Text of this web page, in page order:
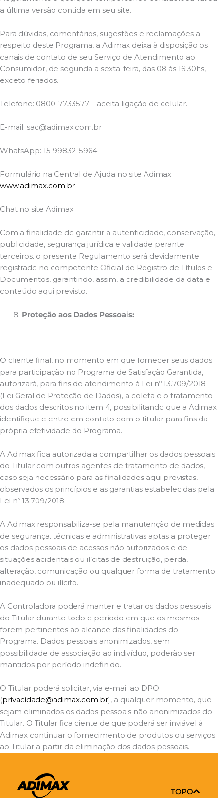
a última versão contida em seu site.
Para dúvidas, comentários, sugestões e reclamações a
respeito deste Programa, a Adimax deixa à disposição os
canais de contato de seu Serviço de Atendimento ao
Consumidor, de segunda a sexta-feira, das 08 às 16:30hs,
exceto feriados.
Telefone: 0800-7733577 – aceita ligação de celular.
E-mail: sac@adimax.com.br
WhatsApp: 15 99832-5964
Formulário na Central de Ajuda no site Adimax
www.adimax.com.br
Chat no site Adimax
Com a finalidade de garantir a autenticidade, conservação,
publicidade, segurança jurídica e validade perante
terceiros, o presente Regulamento será devidamente
registrado no competente Oficial de Registro de Títulos e
Documentos, garantindo, assim, a credibilidade da data e
conteúdo aqui previsto.
Proteção aos Dados Pessoais:
O cliente final, no momento em que fornecer seus dados
para participação no Programa de Satisfação Garantida,
autorizará, para fins de atendimento à Lei nº 13.709/2018
(Lei Geral de Proteção de Dados), a coleta e o tratamento
dos dados descritos no item 4, possibilitando que a Adimax
identifique e entre em contato com o titular para fins da
própria efetividade do Programa.
A Adimax fica autorizada a compartilhar os dados pessoais
do Titular com outros agentes de tratamento de dados,
caso seja necessário para as finalidades aqui previstas,
observados os princípios e as garantias estabelecidas pela
Lei nº 13.709/2018.
A Adimax responsabiliza-se pela manutenção de medidas
de segurança, técnicas e administrativas aptas a proteger
os dados pessoais de acessos não autorizados e de
situações acidentais ou ilícitas de destruição, perda,
alteração, comunicação ou qualquer forma de tratamento
inadequado ou ilícito.
A Controladora poderá manter e tratar os dados pessoais
do Titular durante todo o período em que os mesmos
forem pertinentes ao alcance das finalidades do
Programa. Dados pessoais anonimizados, sem
possibilidade de associação ao indivíduo, poderão ser
mantidos por período indefinido.
O Titular poderá solicitar, via e-mail ao DPO
(privacidade@adimax.com.br), a qualquer momento, que
sejam eliminados os dados pessoais não anonimizados do
Titular. O Titular fica ciente de que poderá ser inviável à
Adimax continuar o fornecimento de produtos ou serviços
ao Titular a partir da eliminação dos dados pessoais.
TOPO